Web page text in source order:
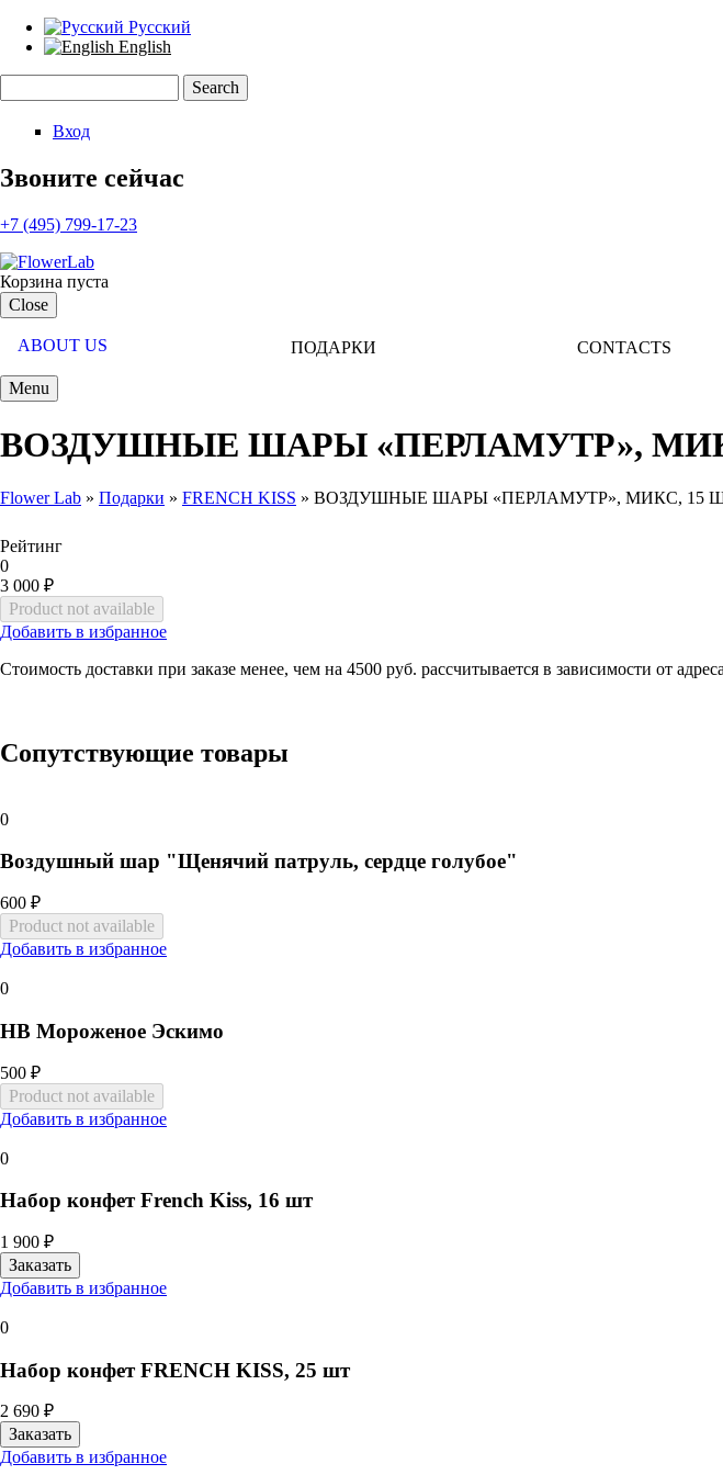
Русский
English
Search form
Вход
Звоните сейчас
+7 (495) 799-17-23
Корзина пуста
Close
ABOUT US ПОДАРКИ CONTACTS
Menu
ВОЗДУШНЫЕ ШАРЫ «ПЕРЛАМУТР»,
Flower Lab » Подарки » FRENCH KISS » ВОЗДУШНЫЕ ШАРЫ «ПЕРЛАМУТР», МИКС, 15
Рейтинг
0
3 000 ₽
Добавить в избранное
Стоимость доставки при заказе менее, чем на 4500 руб. рассчитывается в зависимости от
Сопутствующие товары
0
Воздушный шар "Щенячий патруль, сердце голубое"
600 ₽
Добавить в избранное
0
HB Мороженое Эскимо
500 ₽
Добавить в избранное
0
Набор конфет French Kiss, 16 шт
1 900 ₽
Добавить в избранное
0
Набор конфет FRENCH KISS, 25 шт
2 690 ₽
Добавить в избранное